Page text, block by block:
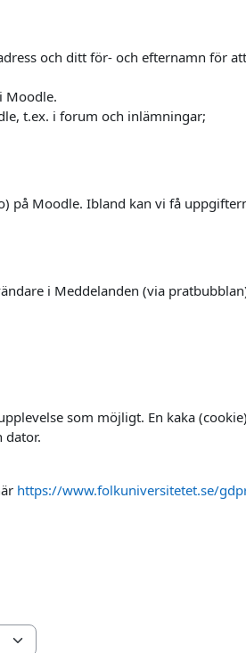
och ditt för- och efternamn för att
Moodle.
t.ex. i forum och inlämningar;
på Moodle. Ibland kan vi få
i Meddelanden (via
som möjligt. En kaka (cookie)
dator.
https://www.folkuniversitetet.se/